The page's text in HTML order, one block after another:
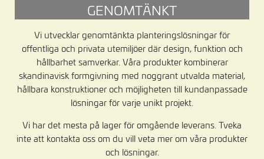
GENOMTÄNKT
Vi utvecklar genomtänkta planteringslösningar för
offentliga och privata utemiljöer där design, funktion och
hållbarhet samverkar. Våra produkter kombinerar
skandinavisk formgivning med noggrant utvalda material,
hållbara konstruktioner och möjligheten till kundanpassade
lösningar för varje unikt projekt.
Vi har det mesta på lager för omgående leverans. Tveka
inte att kontakta oss om du vill veta mer om våra produkter
och lösningar.